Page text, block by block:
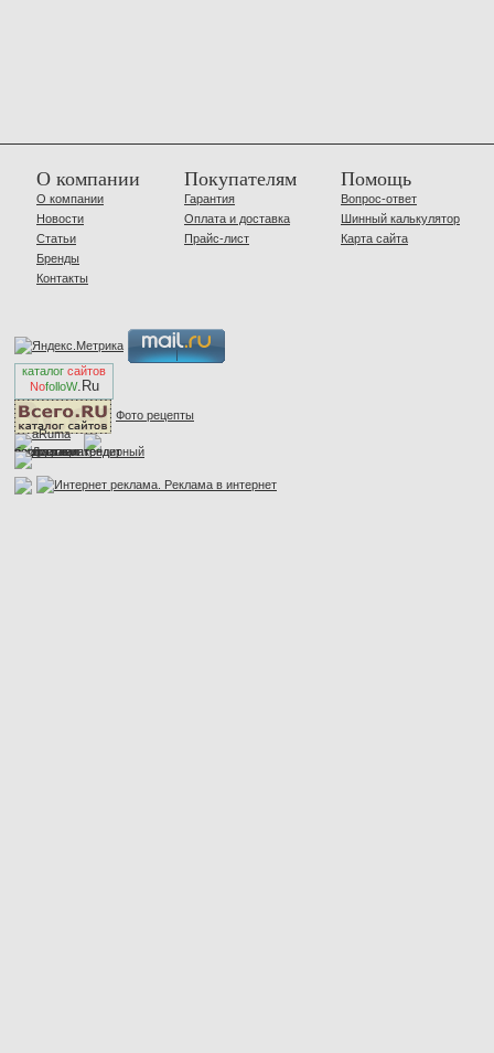
О компании
О компании
Новости
Статьи
Бренды
Контакты
Покупателям
Гарантия
Оплата и доставка
Прайс-лист
Помощь
Вопрос-ответ
Шинный калькулятор
Карта сайта
каталог сайтов
NofolloW.Ru
Фото рецепты